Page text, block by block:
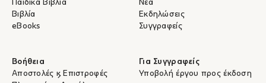
Παιδικά Βιβλία
Βιβλία
eBooks
Νέα
Εκδηλώσεις
Συγγραφείς
Βοήθεια
Αποστολές & Επιστροφές
Για Συγγραφείς
Υποβολή έργου προς έκδοση